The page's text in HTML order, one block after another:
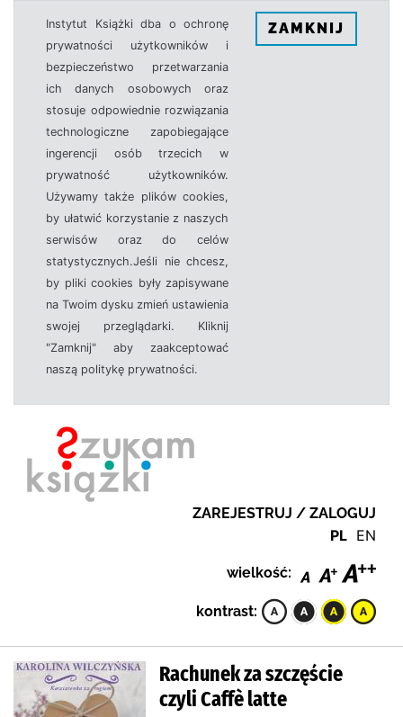
Instytut Książki dba o ochronę
prywatności użytkowników i
bezpieczeństwo przetwarzania
ich danych osobowych oraz
stosuje odpowiednie rozwiązania
technologiczne zapobiegające
ingerencji osób trzecich w
prywatność użytkowników.
Używamy także plików cookies,
by ułatwić korzystanie z naszych
serwisów oraz do celów
statystycznych.Jeśli nie chcesz,
by pliki cookies były zapisywane
na Twoim dysku zmień ustawienia
swojej przeglądarki. Kliknij
"Zamknij" aby zaakceptować
naszą politykę prywatności.
ZAMKNIJ
ZAREJESTRUJ / ZALOGUJ
PL EN
wielkość:
kontrast:
Rachunek za szczęście
czyli Caffè latte